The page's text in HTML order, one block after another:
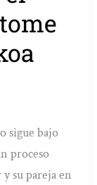
sigue bajo
proceso
su pareja en